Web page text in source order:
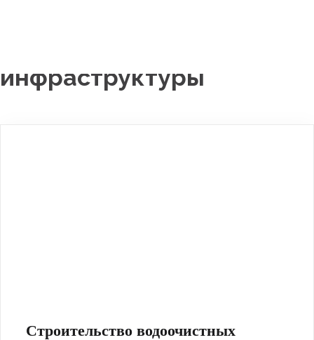
Личный кабинет
инфраструктуры
Строительство водоочистных